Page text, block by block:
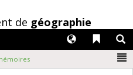
de géographie
Liens
Langues